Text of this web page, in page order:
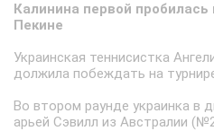
Калинина первой
Пекине
Украинская теннисистка
должила побеждать на
Во втором раунде украинка в
арьей Сэвилл из Австралии